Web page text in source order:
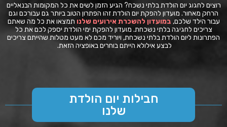
רוצים לחגוג יום הולדת בלתי נשכח? הגיע הזמן לשים את כל המקומות הבנאליים
הרחק מאחור. מועדון להפקת יום הולדת זהו הפתרון הטוב ביותר גם עבורכם וגם
עבור הילד שלכם, במועדון להשכרת אירועים שלנו תמצאו את כל מה שאתם
צריכים לחגיגה בלתי נשכחת. מועדון להפקת ימי הולדת יספק לכם את כל
הפתרונות ליום הולדת בלתי נשכחת, ויוריד מכם לא מעט מטלות שהייתם צריכים
לבצע אילולא הייתם בוחרים באופציה הזאת.
חבילות יום הולדת
שלנו